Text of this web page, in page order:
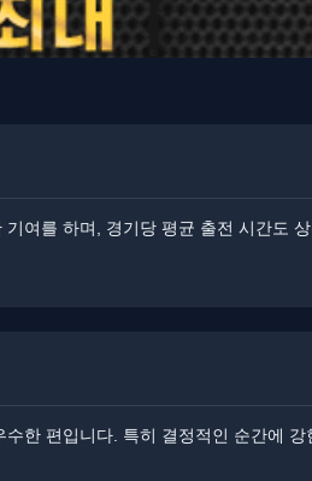
여를 하며, 경기당 평균 출전 시간도
한 편입니다. ​​특히 결정적인 순간에